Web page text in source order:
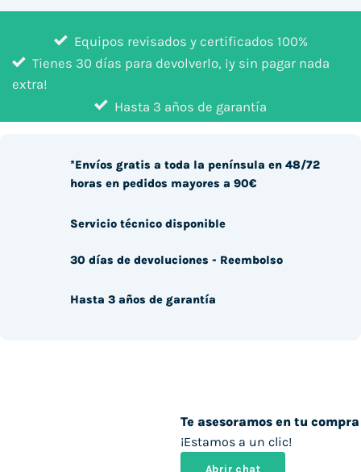
Equipos revisados y certificados 100%
Tienes 30 días para devolverlo, ¡y sin pagar nada
extra!
Hasta 3 años de garantía
Te asesoramos en tu compra
¡Estamos a un clic!
Abrir chat
*Envíos gratis a toda la península en 48/72
horas en pedidos mayores a 90€
Servicio técnico disponible
30 días de devoluciones - Reembolso
Hasta 3 años de garantía